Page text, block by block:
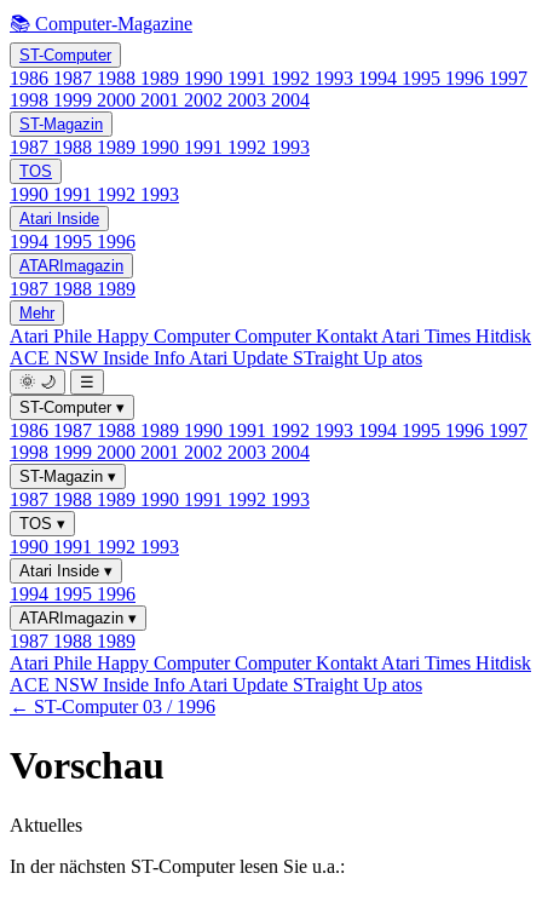
📚 Computer-Magazine
ST-Computer
1986 1987 1988 1989 1990 1991 1992 1993 1994 1995 1996 1997
1998 1999 2000 2001 2002 2003 2004
ST-Magazin
1987 1988 1989 1990 1991 1992 1993
TOS
1990 1991 1992 1993
Atari Inside
1994 1995 1996
ATARImagazin
1987 1988 1989
Mehr
Atari Phile Happy ComputerComputer Kontakt Atari Times Hitdisk
ACE NSW Inside Info Atari Update STraight Up atos
🌞 🌙
☰
ST-Computer ▾
1986 1987 1988 1989 1990 1991 1992 1993 1994 1995 1996 1997
1998 1999 2000 2001 2002 2003 2004
ST-Magazin ▾
1987 1988 1989 1990 1991 1992 1993
TOS ▾
1990 1991 1992 1993
Atari Inside ▾
1994 1995 1996
ATARImagazin ▾
1987 1988 1989
Atari Phile Happy ComputerComputer Kontakt Atari Times Hitdisk
ACE NSW Inside Info Atari Update STraight Up atos
← ST-Computer 03 / 1996
Vorschau
Aktuelles
In der nächsten ST-Computer lesen Sie u.a.: